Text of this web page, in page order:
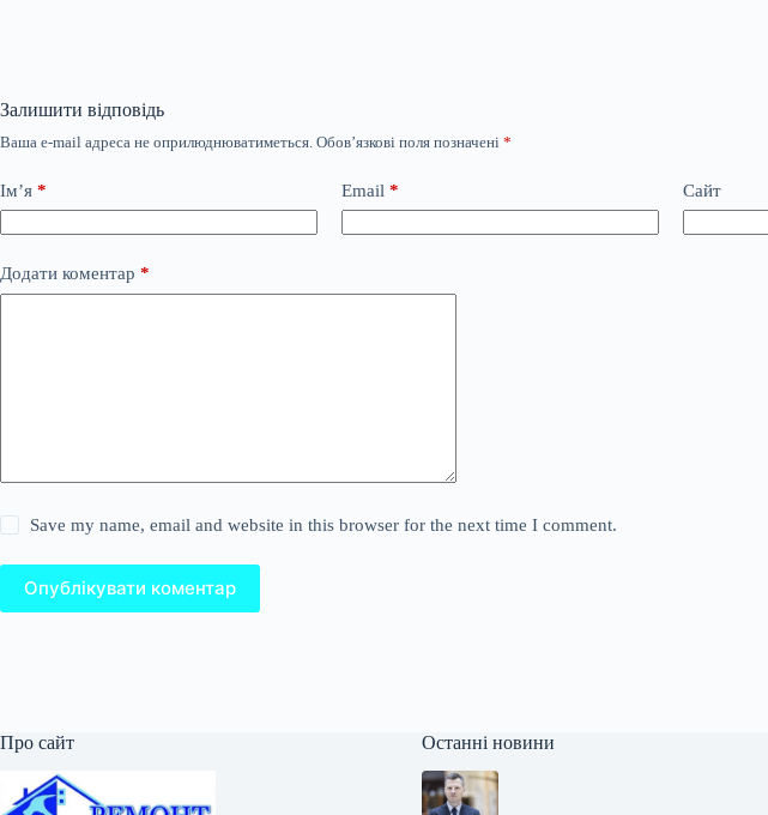
Залишити відповідь
Ваша e-mail адреса не оприлюднюватиметься. Обов’язкові поля позначені *
Ім’я * Email * Сайт
Додати коментар *
Save my name, email and website in this browser for the next time I comment.
Опублікувати коментар
Про сайт Останні новини